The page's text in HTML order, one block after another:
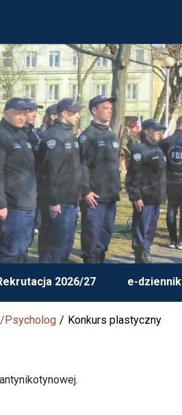
2026/27 e-dziennik
Psycholog Konkurs plastyczny